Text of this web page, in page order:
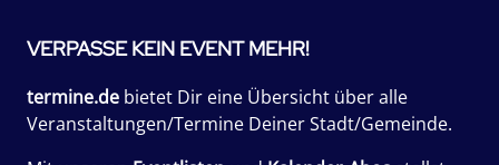
VERPASSE KEIN EVENT MEHR!
termine.de bietet Dir eine Übersicht über alle
Veranstaltungen/Termine Deiner Stadt/Gemeinde.